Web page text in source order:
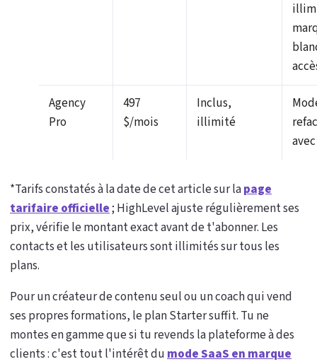
Agency
Pro
497
$/mois
Inclus,
illimité
*Tarifs constatés à la date de cet article sur lapage
tarifaire officielle; HighLevel ajuste régulièrement ses
prix, vérifie le montant exact avant de t'abonner. Les
contacts et les utilisateurs sont illimités sur tous les
plans.
Pour un créateur de contenu seul ou un coach qui vend
ses propres formations, le plan Starter suffit. Tu ne
montes en gamme que si tu revends la plateforme à des
clients : c'est tout l'intérêt dumode SaaS en marque